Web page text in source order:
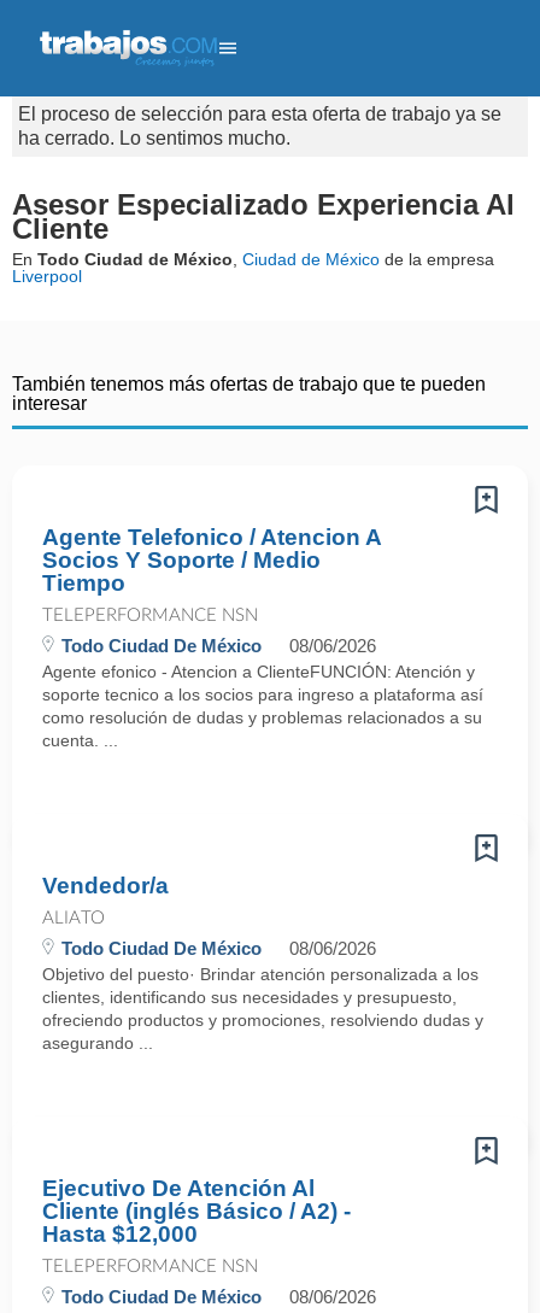
El proceso de selección para esta oferta de trabajo ya se
ha cerrado. Lo sentimos mucho.
Asesor Especializado Experiencia Al
Cliente
En Todo Ciudad de México Ciudad de México de la empresa
Liverpool
También tenemos más ofertas de trabajo que te pueden
interesar
Agente Telefonico / Atencion A
Socios Y Soporte / Medio
Tiempo
TELEPERFORMANCE NSN
Todo Ciudad De México 08/06/2026
Agente efonico - Atencion a ClienteFUNCIÓN: Atención y
soporte tecnico a los socios para ingreso a plataforma así
como resolución de dudas y problemas relacionados a su
cuenta. ...
Vendedor/a
ALIATO
Todo Ciudad De México 08/06/2026
Objetivo del puesto· Brindar atención personalizada a los
clientes, identificando sus necesidades y presupuesto,
ofreciendo productos y promociones, resolviendo dudas y
asegurando ...
Ejecutivo De Atención Al
Cliente (inglés Básico / A2) -
Hasta $12,000
TELEPERFORMANCE NSN
Todo Ciudad De México 08/06/2026